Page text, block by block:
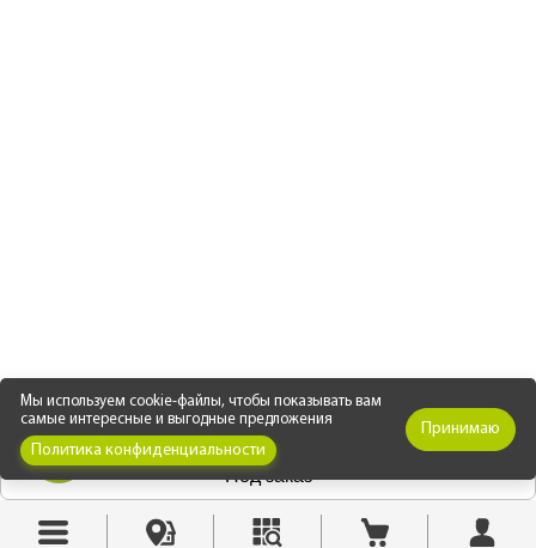
Под заказ
Мы используем cookie-файлы, чтобы показывать вам
самые интересные и выгодные предложения
Политика конфиденциальности
Принимаю